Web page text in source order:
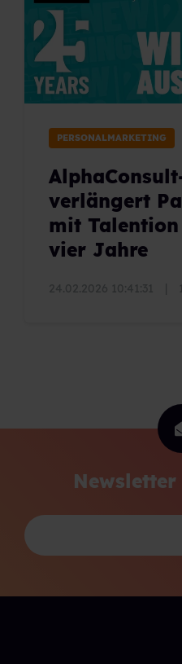
PERSONALMARKETING
verlängert
mit
vier Jahre